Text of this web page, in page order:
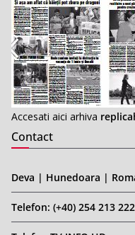
Accesati aici arhiva
Contact
Deva | Hunedoara |
Telefon: (+40) 254 213 222